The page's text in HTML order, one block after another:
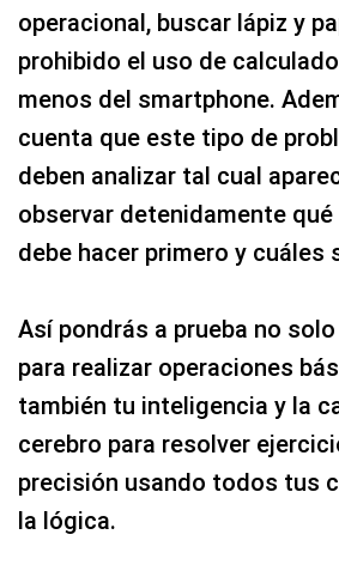
operacional, buscar lápiz y
prohibido el uso de
menos del smartphone.
cuenta que este tipo de
deben analizar tal cual
observar detenidamente
debe hacer primero y cuáles
Así pondrás a prueba no
para realizar operaciones
también tu inteligencia y la
cerebro para resolver
precisión usando todos tus
la lógica.